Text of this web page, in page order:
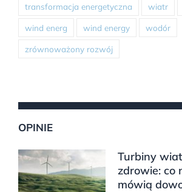
transformacja energetyczna wiatr
wind energ wind energy wodór
zrównoważony rozwój
OPINIE
Turbiny
zdrowie: co
mówią